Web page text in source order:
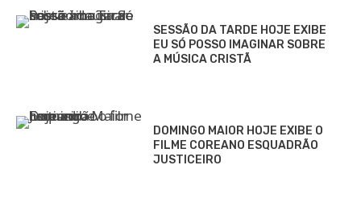
SESSÃO DA TARDE HOJE EXIBE
EU SÓ POSSO IMAGINAR SOBRE
A MÚSICA CRISTÃ
DOMINGO MAIOR HOJE EXIBE O
FILME COREANO ESQUADRÃO
JUSTICEIRO